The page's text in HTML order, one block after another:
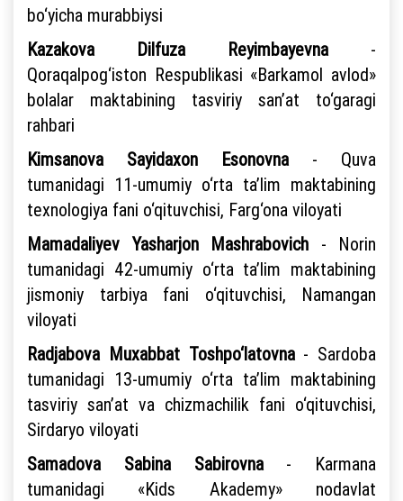
bo‘yicha murabbiysi
Kazakova Dilfuza Reyimbayevna-
Qoraqalpog‘iston Respublikasi «Barkamol avlod»
bolalar maktabining tasviriy san’at to‘garagi
rahbari
Kimsanova Sayidaxon Esonovna- Quva
tumanidagi 11-umumiy o‘rta ta’lim maktabining
texnologiya fani o‘qituvchisi, Farg‘ona viloyati
Mamadaliyev Yasharjon Mashrabovich - Norin
tumanidagi 42-umumiy o‘rta ta’lim maktabining
jismoniy tarbiya fani o‘qituvchisi, Namangan
viloyati
Radjabova Muxabbat Toshpo‘latovna- Sardoba
tumanidagi 13-umumiy o‘rta ta’lim maktabining
tasviriy san’at va chizmachilik fani o‘qituvchisi,
Sirdaryo viloyati
Samadova Sabina Sabirovna- Karmana
tumanidagi «Kids Akademy» nodavlat